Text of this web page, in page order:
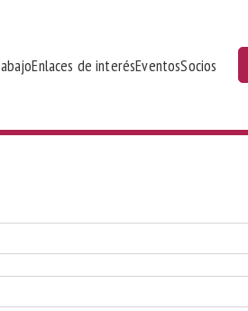
Enlaces de interésEventosSocios